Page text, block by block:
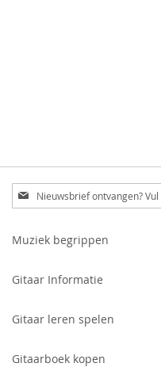
Schrijf
je
voor
Muziek begrippen
Gitaar Informatie
Gitaar leren spelen
Gitaarboek kopen